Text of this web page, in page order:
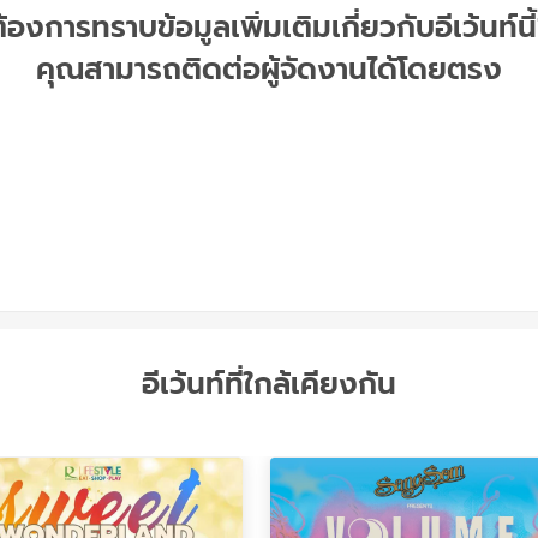
งการทราบข้อมูลเพิ่มเติมเกี่ยวกับอีเว้นท์
คุณสามารถติดต่อผู้จัดงานได้โดยตรง
อีเว้นท์ที่ใกล้เคียงกัน